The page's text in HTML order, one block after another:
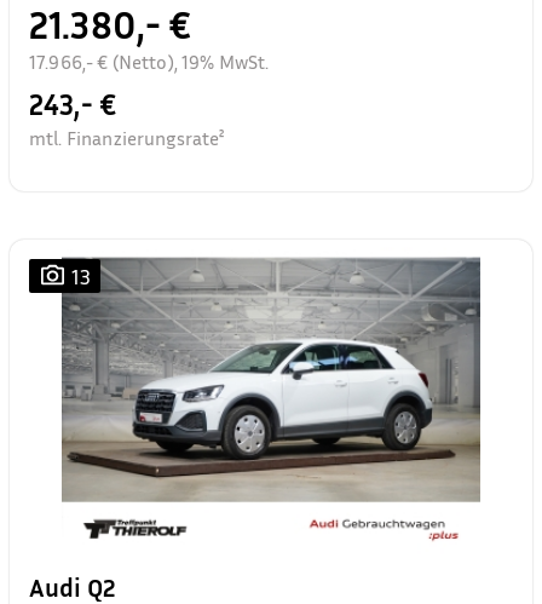
21.380,- €
17.966,- € (Netto), 19% MwSt.
243,- €
mtl. Finanzierungsrate²
13
Audi Q2